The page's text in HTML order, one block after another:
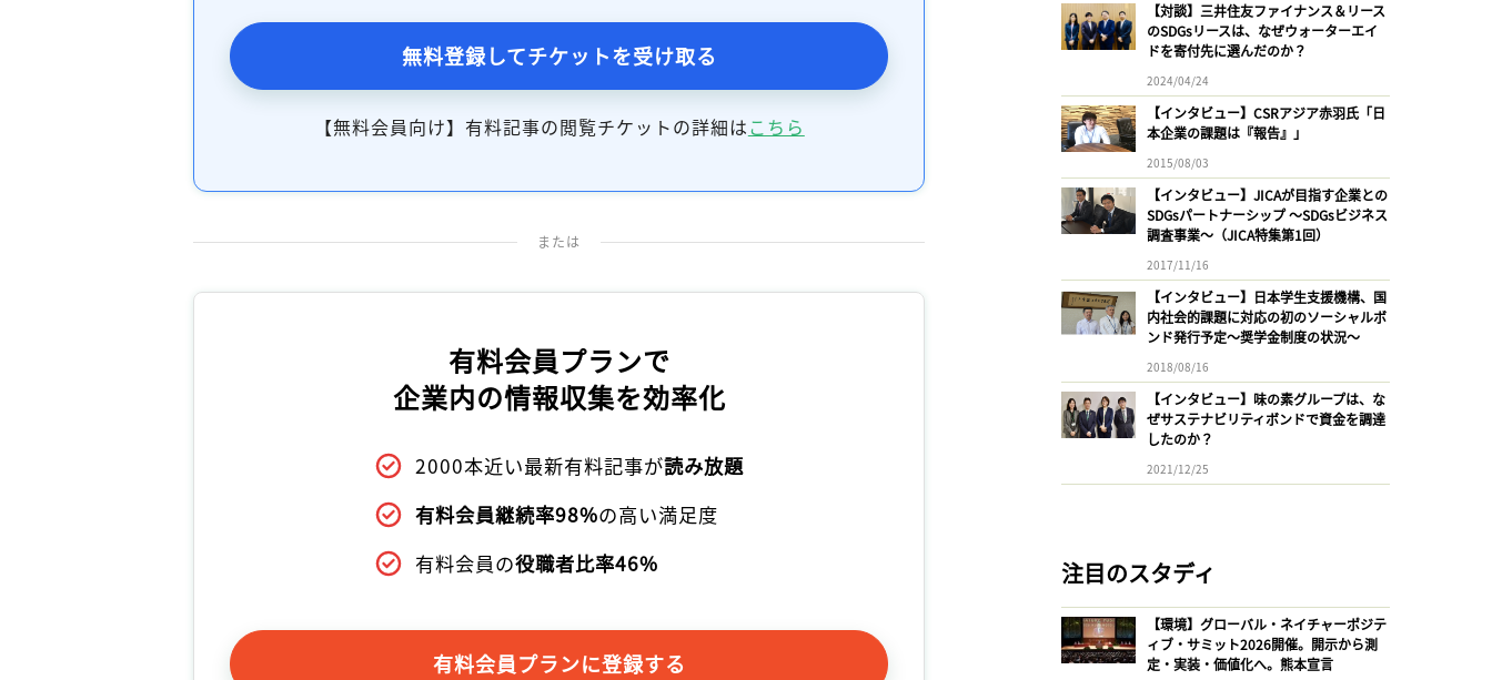
無料登録してチケットを受け取る
【無料会員向け】有料記事の閲覧チケットの詳細はこちら
または
有料会員プランで
企業内の情報収集を効率化
2000本近い最新有料記事が読み放題
有料会員継続率98%の高い満足度
有料会員の役職者比率46%
有料会員プランに登録する
【対談】三井住友ファイナンス＆リース
のSDGsリースは、なぜウォーターエイ
ドを寄付先に選んだのか？
2024/04/24
【インタビュー】CSRアジア赤羽氏「日
本企業の課題は『報告』」
2015/08/03
【インタビュー】JICAが目指す企業との
SDGsパートナーシップ 〜SDGsビジネス
調査事業〜（JICA特集第1回）
2017/11/16
【インタビュー】日本学生支援機構、国
内社会的課題に対応の初のソーシャルボ
ンド発行予定〜奨学金制度の状況〜
2018/08/16
【インタビュー】味の素グループは、な
ぜサステナビリティボンドで資金を調達
したのか？
2021/12/25
注目のスタディ
【環境】グローバル・ネイチャーポジテ
ィブ・サミット2026開催。開示から測
定・実装・価値化へ。熊本宣言
記事をお気に入りに保存するには
ログインが必要です
ログイン 会員登録